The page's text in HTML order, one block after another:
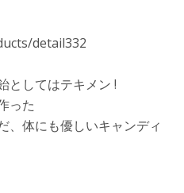
detail332
としてはテキメン !
った
、体にも優しいキャンディ